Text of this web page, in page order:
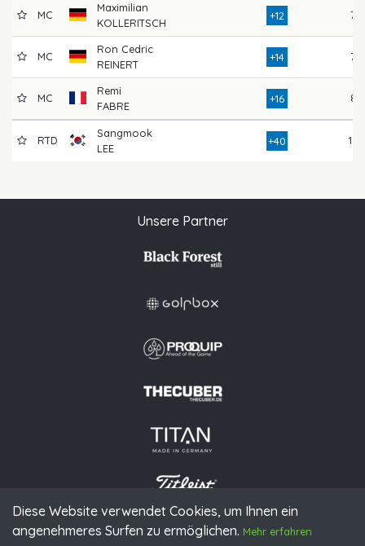
Diese Website verwendet Cookies, um Ihnen ein
angenehmeres Surfen zu ermöglichen. Mehr erfahren
MC
Maximilian
KOLLERITSCH
+12 78
MC
Ron Cedric
REINERT
+14 79
MC
Remi
FABRE
+16 83
RTD
Sangmook
LEE
+40 101
Unsere Partner
© 2026 PGAoG